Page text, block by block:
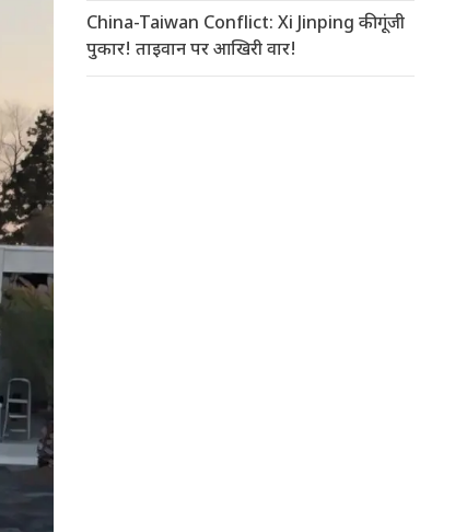
China-Taiwan Conflict: Xi Jinping की गूंजी
पुकार! ताइवान पर आखिरी वार!